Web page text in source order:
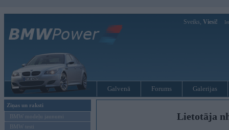
Sveiks, Viesi!
Galvenā Forums Galerijas
Ziņas un raksti
BMW modeļu jaunumi
BMW testi
Lietotāja